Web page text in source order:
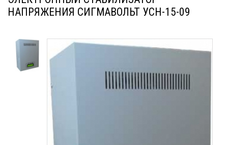
НАПРЯЖЕНИЯ СИГМАВОЛЬТ УСН-15-09